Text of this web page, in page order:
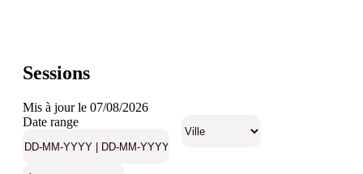
Sessions
Mis à jour le 07/08/2026
Date range